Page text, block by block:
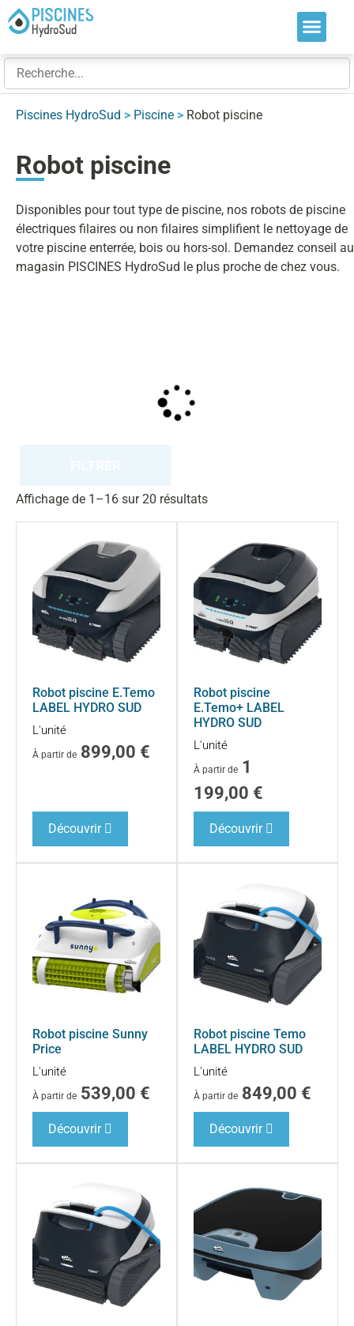
Piscines HydroSud > Piscine > Robot piscine
Robot piscine
Disponibles pour tout type de piscine, nos robots de piscine
électriques filaires ou non filaires simplifient le nettoyage de
votre piscine enterrée, bois ou hors-sol. Demandez conseil au
magasin PISCINES HydroSud le plus proche de chez vous.
Affichage de 1–16 sur 20 résultats
Robot piscine E.Temo
LABEL HYDRO SUD
L'unité
À partir de 899,00 €
Découvrir
Robot piscine
E.Temo+ LABEL
HYDRO SUD
L'unité
À partir de 1
199,00 €
Découvrir
Robot piscine Sunny
Price
L'unité
À partir de 539,00 €
Découvrir
Robot piscine Temo
LABEL HYDRO SUD
L'unité
À partir de 849,00 €
Découvrir